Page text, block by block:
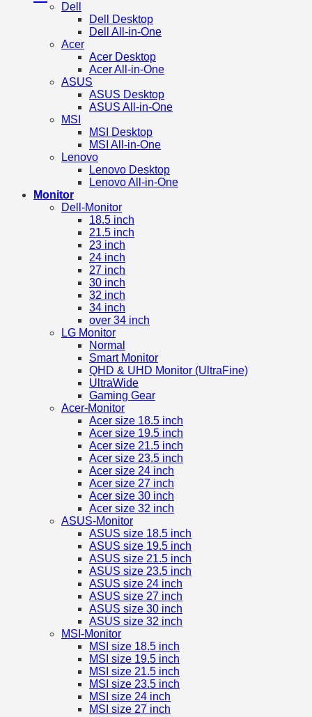
Dell
Dell Desktop
Dell All-in-One
Acer
Acer Desktop
Acer All-in-One
ASUS
ASUS Desktop
ASUS All-in-One
MSI
MSI Desktop
MSI All-in-One
Lenovo
Lenovo Desktop
Lenovo All-in-One
Monitor
Dell-Monitor
18.5 inch
21.5 inch
23 inch
24 inch
27 inch
30 inch
32 inch
34 inch
over 34 inch
LG Monitor
Normal
Smart Monitor
QHD & UHD Monitor (UltraFine)
UltraWide
Gaming Gear
Acer-Monitor
Acer size 18.5 inch
Acer size 19.5 inch
Acer size 21.5 inch
Acer size 23.5 inch
Acer size 24 inch
Acer size 27 inch
Acer size 30 inch
Acer size 32 inch
ASUS-Monitor
ASUS size 18.5 inch
ASUS size 19.5 inch
ASUS size 21.5 inch
ASUS size 23.5 inch
ASUS size 24 inch
ASUS size 27 inch
ASUS size 30 inch
ASUS size 32 inch
MSI-Monitor
MSI size 18.5 inch
MSI size 19.5 inch
MSI size 21.5 inch
MSI size 23.5 inch
MSI size 24 inch
MSI size 27 inch